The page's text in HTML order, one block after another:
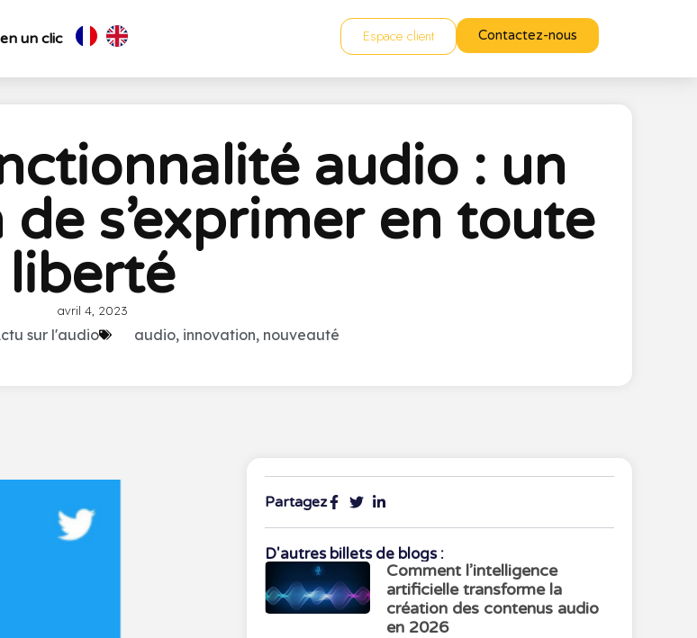
un clic Espace client Contactez-nous
audio : un
s’exprimer en toute
liberté
avril 4, 2023
sur l'audio audio, innovation, nouveauté
Partagez
D'autres billets de blogs :
Comment l’intelligence
artificielle transforme la
création des contenus audio
en 2026